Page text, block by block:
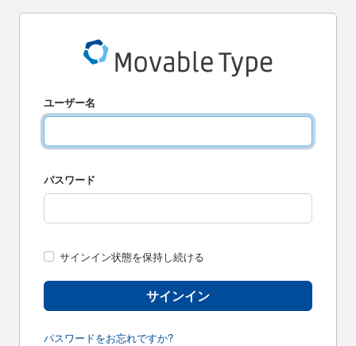
ユーザー名
パスワード
サインイン状態を保持し続ける
パスワードをお忘れですか?
サインイン